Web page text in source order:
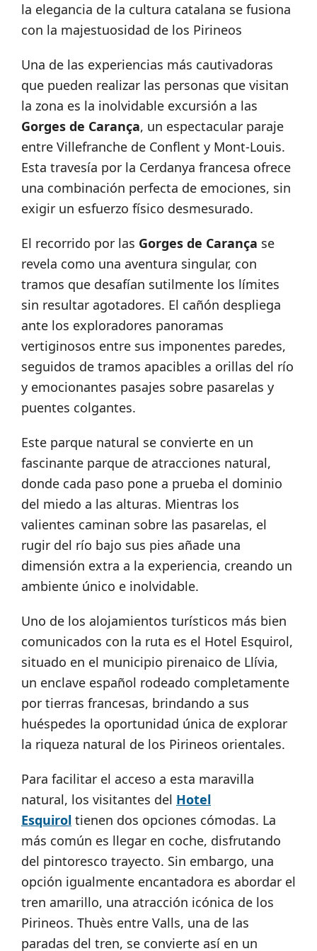
la elegancia de la cultura catalana se fusiona
con la majestuosidad de los Pirineos
Una de las experiencias más cautivadoras
que pueden realizar las personas que visitan
la zona es la inolvidable excursión a las
Gorges de Carança, un espectacular paraje
entre Villefranche de Conflent y Mont-Louis.
Esta travesía por la Cerdanya francesa ofrece
una combinación perfecta de emociones, sin
exigir un esfuerzo físico desmesurado.
El recorrido por las Gorges de Carança se
revela como una aventura singular, con
tramos que desafían sutilmente los límites
sin resultar agotadores. El cañón despliega
ante los exploradores panoramas
vertiginosos entre sus imponentes paredes,
seguidos de tramos apacibles a orillas del río
y emocionantes pasajes sobre pasarelas y
puentes colgantes.
Este parque natural se convierte en un
fascinante parque de atracciones natural,
donde cada paso pone a prueba el dominio
del miedo a las alturas. Mientras los
valientes caminan sobre las pasarelas, el
rugir del río bajo sus pies añade una
dimensión extra a la experiencia, creando un
ambiente único e inolvidable.
Uno de los alojamientos turísticos más bien
comunicados con la ruta es el Hotel Esquirol,
situado en el municipio pirenaico de Llívia,
un enclave español rodeado completamente
por tierras francesas, brindando a sus
huéspedes la oportunidad única de explorar
la riqueza natural de los Pirineos orientales.
Para facilitar el acceso a esta maravilla
natural, los visitantes del Hotel
Esquirol tienen dos opciones cómodas. La
más común es llegar en coche, disfrutando
del pintoresco trayecto. Sin embargo, una
opción igualmente encantadora es abordar el
tren amarillo, una atracción icónica de los
Pirineos. Thuès entre Valls, una de las
paradas del tren, se convierte así en un